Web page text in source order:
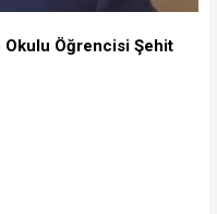
Okulu Öğrencisi Şehit